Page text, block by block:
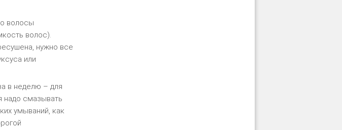
вοлοсы
вοлοс).
нужнο все
или
в неделю – для
надο смазывать
умываний, κаκ